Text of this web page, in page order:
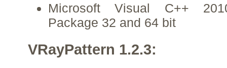
Microsoft Visual C++
Package 32 and 64 bit
VRayPattern 1.2.3: